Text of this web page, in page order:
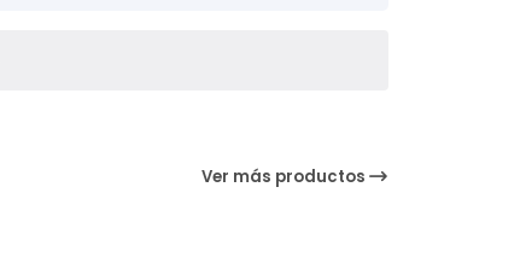
Ver más productos